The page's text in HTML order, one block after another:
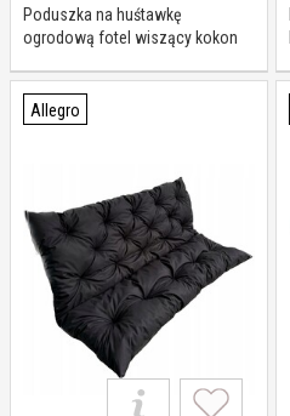
Poduszka na huśtawkę
ogrodową fotel wiszący kokon
Allegro